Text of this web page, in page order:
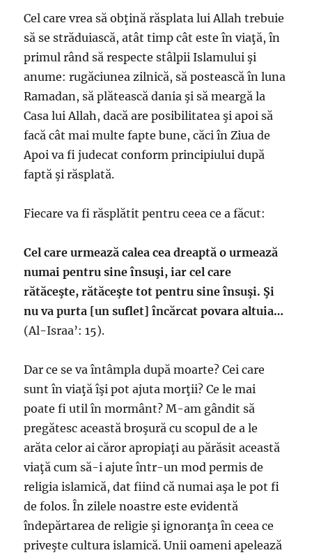
Cel care vrea să obţină răsplata lui Allah trebuie
să se străduiască, atât timp cât este în viaţă, în
primul rând să respecte stâlpii Islamului şi
anume: rugăciunea zilnică, să postească în luna
Ramadan, să plătească dania şi să meargă la
Casa lui Allah, dacă are posibilitatea şi apoi să
facă cât mai multe fapte bune, căci în Ziua de
Apoi va fi judecat conform principiului după
faptă şi răsplată.
Fiecare va fi răsplătit pentru ceea ce a făcut:
Cel care urmează calea cea dreaptă o urmează
numai pentru sine însuşi, iar cel care
rătăceşte, rătăceşte tot pentru sine însuşi. Şi
nu va purta [un suflet] încărcat povara altuia…
(Al-Israa’: 15).
Dar ce se va întâmpla după moarte? Cei care
sunt în viaţă îşi pot ajuta morţii? Ce le mai
poate fi util în mormânt? M-am gândit să
pregătesc această broşură cu scopul de a le
arăta celor ai căror apropiaţi au părăsit această
viaţă cum să-i ajute într-un mod permis de
religia islamică, dat fiind că numai aşa le pot fi
de folos. În zilele noastre este evidentă
îndepărtarea de religie şi ignoranţa în ceea ce
priveşte cultura islamică. Unii oameni apelează